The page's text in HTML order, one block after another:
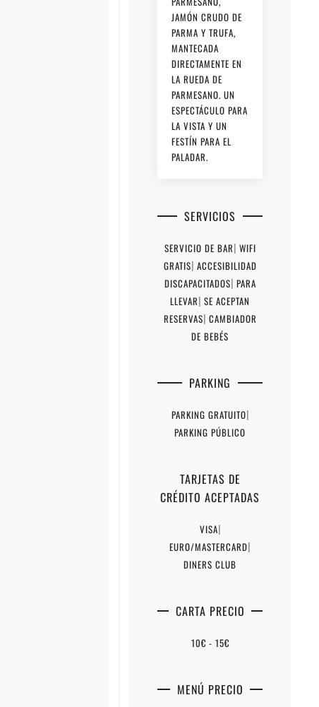
JAMÓN CRUDO DE
PARMA Y TRUFA,
MANTECADA
DIRECTAMENTE EN
LA RUEDA DE
PARMESANO. UN
ESPECTÁCULO PARA
LA VISTA Y UN
FESTÍN PARA EL
PALADAR.
SERVICIOS
SERVICIO DE BAR| WIFI
GRATIS| ACCESIBILIDAD
DISCAPACITADOS| PARA
LLEVAR|SE ACEPTAN
RESERVAS| CAMBIADOR
DE BEBÉS
PARKING
PARKING GRATUITO|
PARKING PÚBLICO
TARJETAS DE
CRÉDITO ACEPTADAS
VISA|
EURO/MASTERCARD|
DINERS CLUB
CARTA PRECIO
10€ - 15€
MENÚ PRECIO